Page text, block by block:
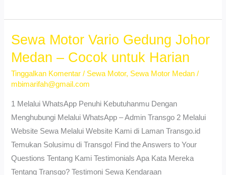
Vario
Gedung
Medan
–
untuk
Harian
Sewa Motor Vario Gedung Johor
Medan – Cocok untuk Harian
Tinggalkan Komentar / Sewa Motor, Sewa Motor Medan /
mbimarifah@gmail.com
1 Melalui WhatsApp Penuhi Kebutuhanmu Dengan
Menghubungi Melalui WhatsApp – Admin Transgo 2 Melalui
Website Sewa Melalui Website Kami di Laman Transgo.id
Temukan Solusimu di Transgo! Find the Answers to Your
Questions Tentang Kami Testimonials Apa Kata Mereka
Tentang Transgo? Testimoni Sewa Kendaraan